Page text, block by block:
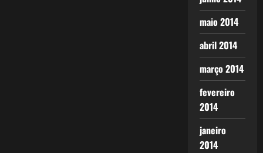
maio 2014
abril 2014
março 2014
fevereiro
2014
janeiro
2014